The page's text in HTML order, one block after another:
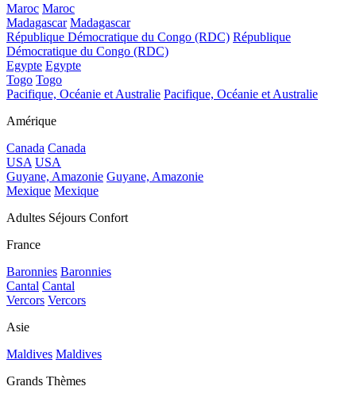
Maroc Maroc
Madagascar Madagascar
République Démocratique du Congo (RDC) République
Démocratique du Congo (RDC)
Egypte Egypte
Togo Togo
Pacifique, Océanie et Australie Pacifique, Océanie et Australie
Amérique
Canada Canada
USA USA
Guyane, Amazonie Guyane, Amazonie
Mexique Mexique
Adultes Séjours Confort
France
Baronnies Baronnies
Cantal Cantal
Vercors Vercors
Asie
Maldives Maldives
Grands Thèmes